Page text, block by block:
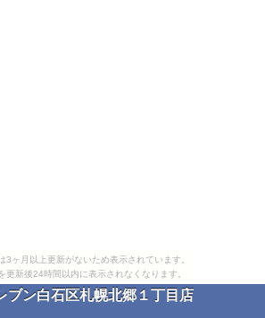
3ヶ月以上更新がないため表示されています。
更新後24時間以内に表示されなくなります。
ブン白石区札幌北郷１丁目店